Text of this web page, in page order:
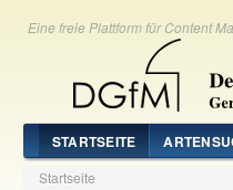
Eine freie Plattform für Content
STARTSEITE
Startseite